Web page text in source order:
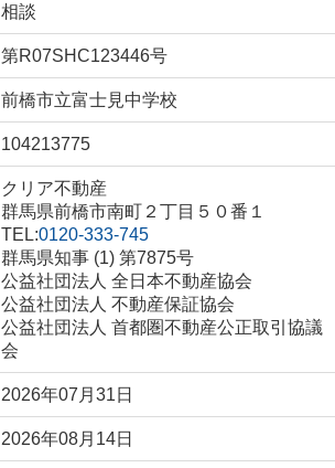
相談
第R07SHC123446号
前橋市立富士見中学校
104213775
クリア不動産
群馬県前橋市南町２丁目５０番１
TEL:0120-333-745
群馬県知事 (1) 第7875号
公益社団法人 全日本不動産協会
公益社団法人 不動産保証協会
公益社団法人 首都圏不動産公正取引協議
会
2026年07月31日
2026年08月14日